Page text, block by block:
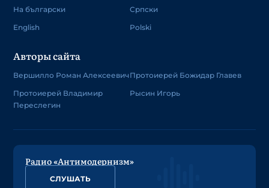
На български
English
Српски
Polski
Авторы сайта
Вершилло Роман Алексеевич
Протоиерей Владимир
Переслегин
Протоиерей Божидар Главев
Рысин Игорь
Радио «Антимодернизм»
СЛУШАТЬ